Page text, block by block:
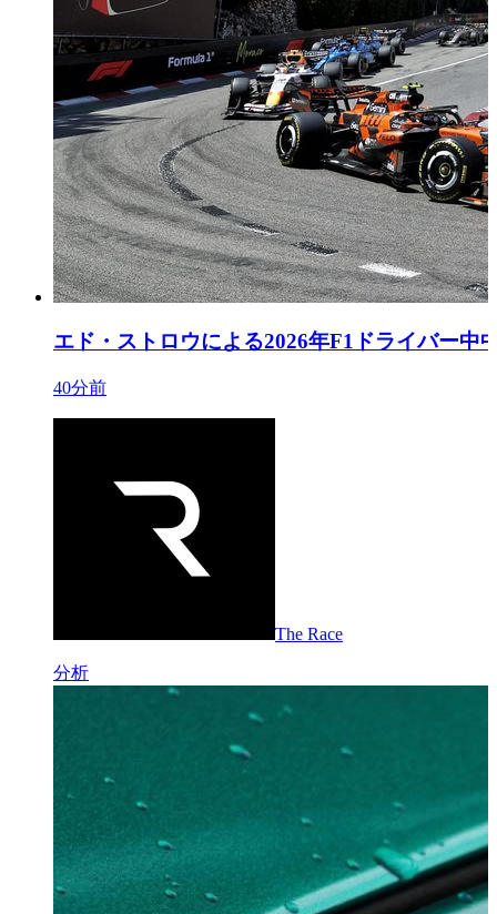
エド・ストロウによる2026年F1ドライバー中
40分前
The Race
分析